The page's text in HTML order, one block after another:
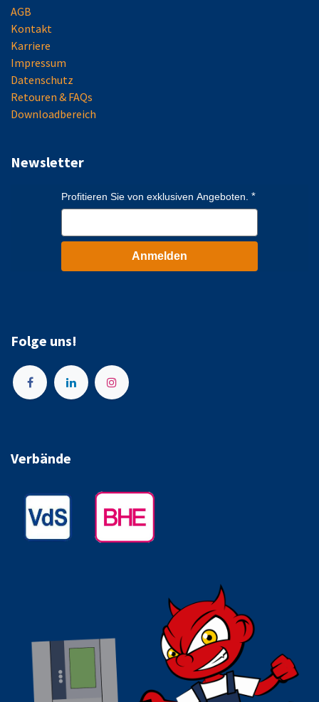
AGB
Kontakt
Karriere
Impressum
Datenschutz
Retouren & FAQs
Downloadbereich
Newsletter
Profitieren Sie von exklusiven Angeboten.
Anmelden
Folge uns!
Verbände